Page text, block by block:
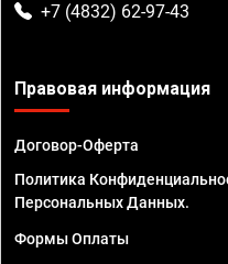
+7 (4832) 62-97-43
Правовая информация
Договор-Оферта
Политика
Персональных Данных.
Формы Оплаты